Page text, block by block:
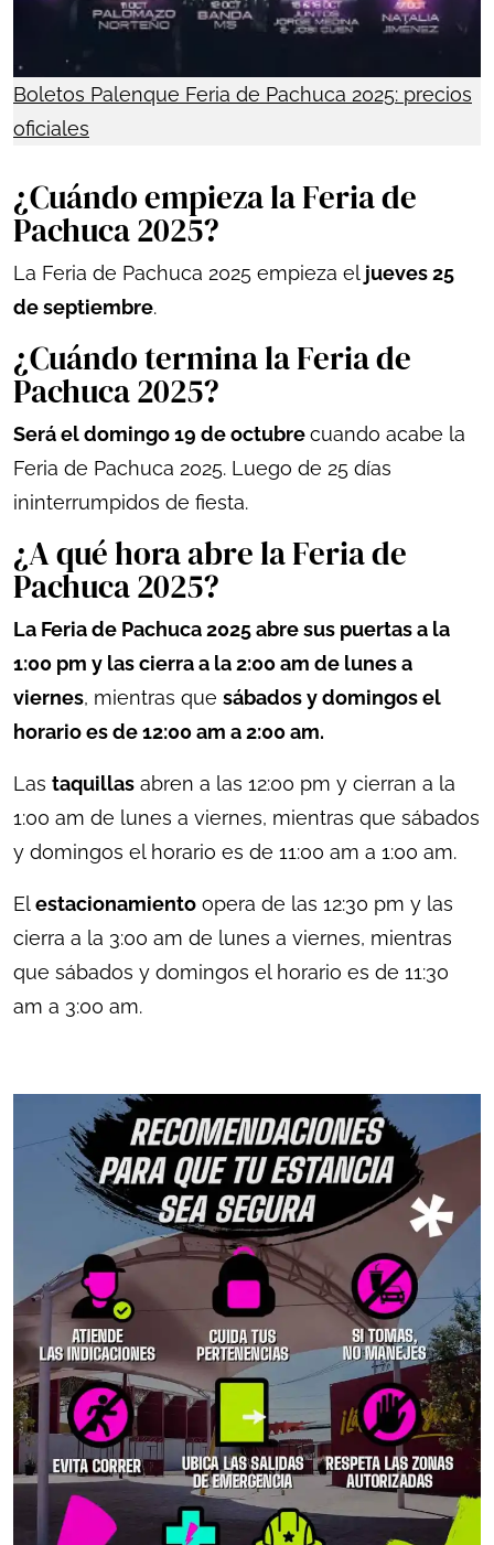
Boletos Palenque Feria de Pachuca 2025: precios
oficiales
¿Cuándo empieza la Feria de
Pachuca 2025?
La Feria de Pachuca 2025 empieza el jueves 25
de septiembre.
¿Cuándo termina la Feria de
Pachuca 2025?
Será el domingo 19 de octubrecuando acabe la
Feria de Pachuca 2025. Luego de 25 días
ininterrumpidos de fiesta.
¿A qué hora abre la Feria de
Pachuca 2025?
La Feria de Pachuca 2025 abre sus puertas a la
1:00 pm y las cierra a la 2:00 am de lunes a
viernes, mientras que sábados y domingos el
horario es de 12:00 am a 2:00 am.
Las taquillas abren a las 12:00 pm y cierran a la
1:00 am de lunes a viernes, mientras que sábados
y domingos el horario es de 11:00 am a 1:00 am.
Elestacionamiento opera de las 12:30 pm y las
cierra a la 3:00 am de lunes a viernes, mientras
que sábados y domingos el horario es de 11:30
am a 3:00 am.